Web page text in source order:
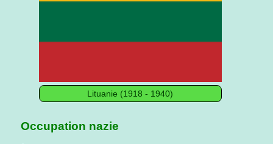
Lituanie (1918 - 1940)
Occupation nazie